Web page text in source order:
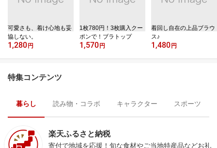
可愛さも、着け心地も妥
協しない。
1,280 円
1枚780円！3枚購入クー
ポンで！ブラトップ
1,570 円
着回し自在の上品ブラウ
ス♪
1,480 円
特集コンテンツ
暮らし 読み物・コラボ キャラクター スポーツ
楽天ふるさと納税
寄付で地域を応援！旬な食材やご当地特産品などお礼